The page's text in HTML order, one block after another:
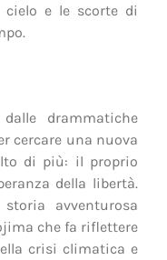
cielo e le scorte di
drammatiche
cercare una nuova
di più: il proprio
della libertà.
avventurosa
che fa riflettere
crisi climatica e